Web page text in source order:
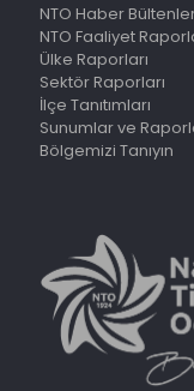
NTO Haber
NTO Faaliyet
Ülke Raporları
Sektör Raporları
İlçe Tanıtımları
Sunumlar ve
Bölgemizi Tanıyın